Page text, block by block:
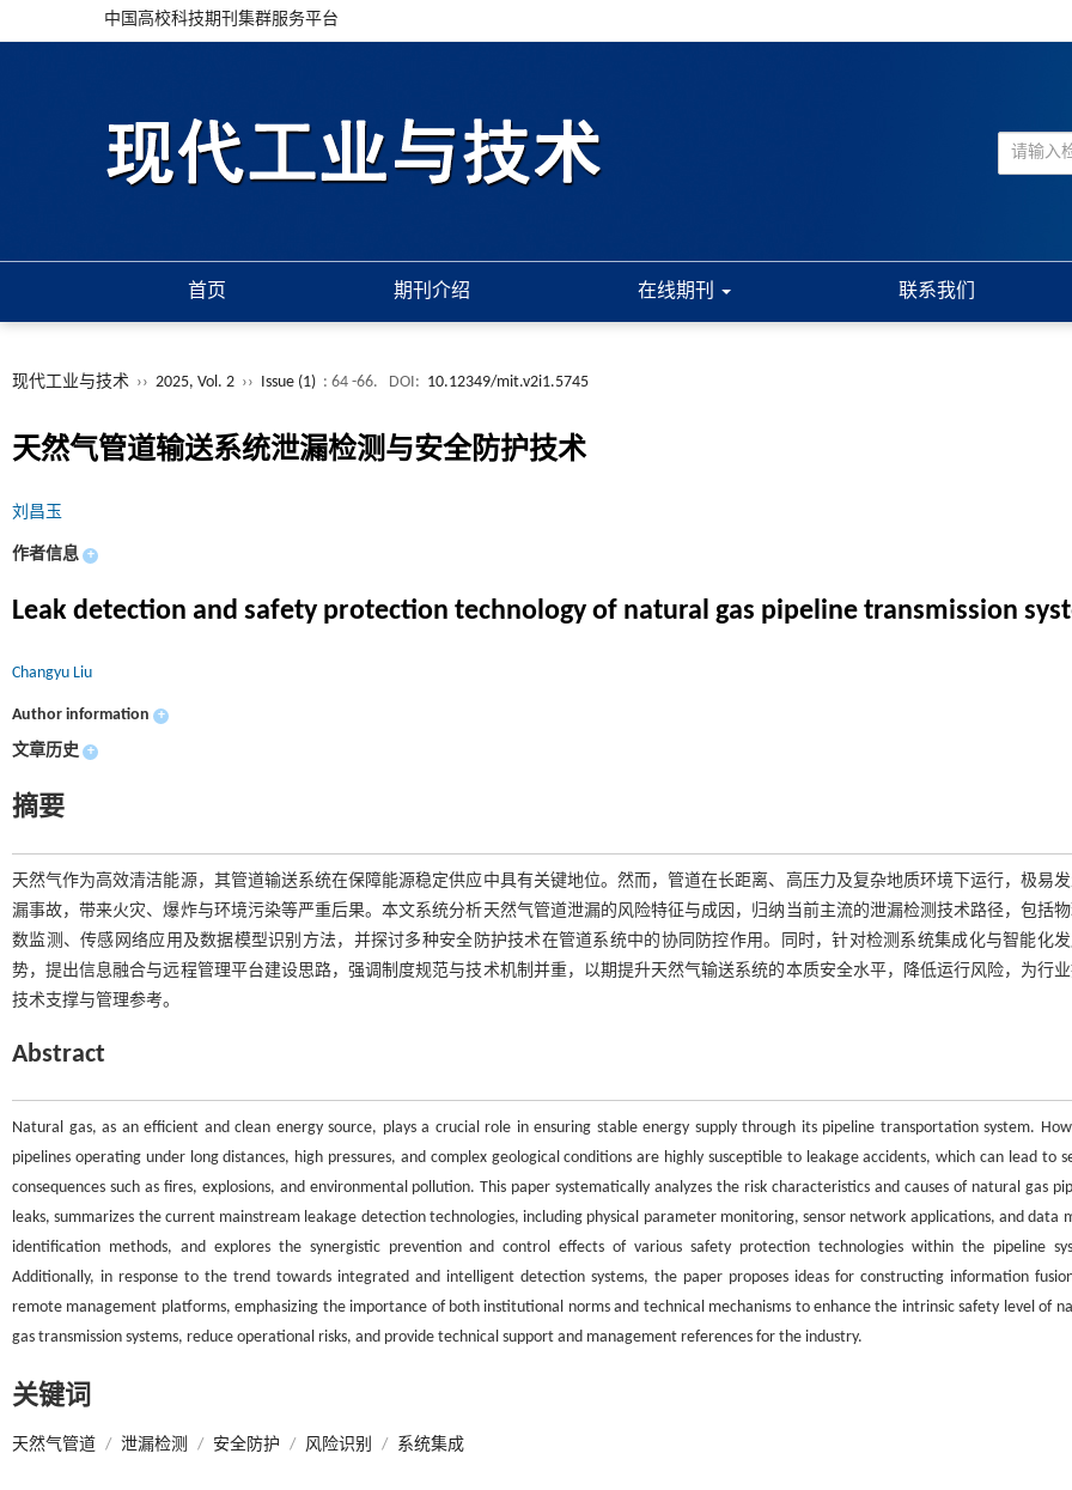
中国高校科技期刊集群服务平台
首页 期刊介绍 在线期刊 联系我们
现代工业与技术 ›› 2025, Vol. 2 ›› Issue (1) : 64 -66. DOI: 10.12349/mit.v2i1.5745
天然气管道输送系统泄漏检测与安全防护技术
刘昌玉
作者信息 +
Leak detection and safety protection technology of natural gas pipeline transmission
Changyu Liu
Author information +
文章历史 +
摘要
天然气作为高效清洁能源，其管道输送系统在保障能源稳定供应中具有关键地位。然而，管道在长距离、高压力及复杂地质环境下运行，极易
漏事故，带来火灾、爆炸与环境污染等严重后果。本文系统分析天然气管道泄漏的风险特征与成因，归纳当前主流的泄漏检测技术路径，包括
数监测、传感网络应用及数据模型识别方法，并探讨多种安全防护技术在管道系统中的协同防控作用。同时，针对检测系统集成化与智能化
势，提出信息融合与远程管理平台建设思路，强调制度规范与技术机制并重，以期提升天然气输送系统的本质安全水平，降低运行风险，为行
技术支撑与管理参考。
Abstract
Natural gas, as an efficient and clean energy source, plays a crucial role in ensuring stable energy supply through its pipeline transportation system.
pipelines operating under long distances, high pressures, and complex geological conditions are highly susceptible to leakage accidents, which can lead to
consequences such as fires, explosions, and environmental pollution. This paper systematically analyzes the risk characteristics and causes of natural gas
leaks, summarizes the current mainstream leakage detection technologies, including physical parameter monitoring, sensor network applications, and data
identification methods, and explores the synergistic prevention and control effects of various safety protection technologies within the pipeline
Additionally, in response to the trend towards integrated and intelligent detection systems, the paper proposes ideas for constructing information
remote management platforms, emphasizing the importance of both institutional norms and technical mechanisms to enhance the intrinsic safety level of
gas transmission systems, reduce operational risks, and provide technical support and management references for the industry.
关键词
天然气管道 / 泄漏检测 / 安全防护 / 风险识别 / 系统集成